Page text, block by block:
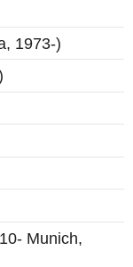
1973-)
Munich,